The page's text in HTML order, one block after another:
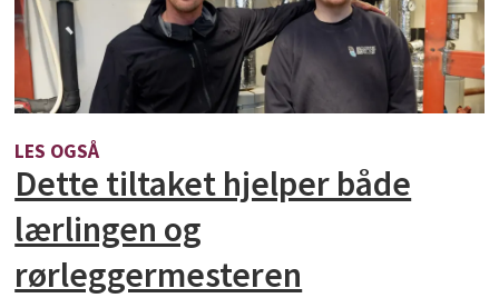
LES OGSÅ
Dette tiltaket hjelper både
lærlingen og
rørleggermesteren